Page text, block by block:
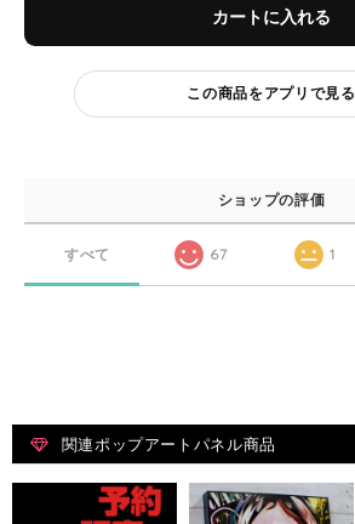
カートに入れる
この商品をアプリで見る
ショップの評価
すべて 67 1
関連ポップアートパネル商品